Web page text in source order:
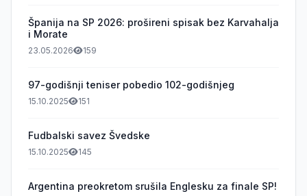
Španija na SP 2026: prošireni spisak bez Karvahalja
i Morate
23.05.2026 159
97-godišnji teniser pobedio 102-godišnjeg
15.10.2025 151
Fudbalski savez Švedske
15.10.2025 145
Argentina preokretom srušila Englesku za finale SP!